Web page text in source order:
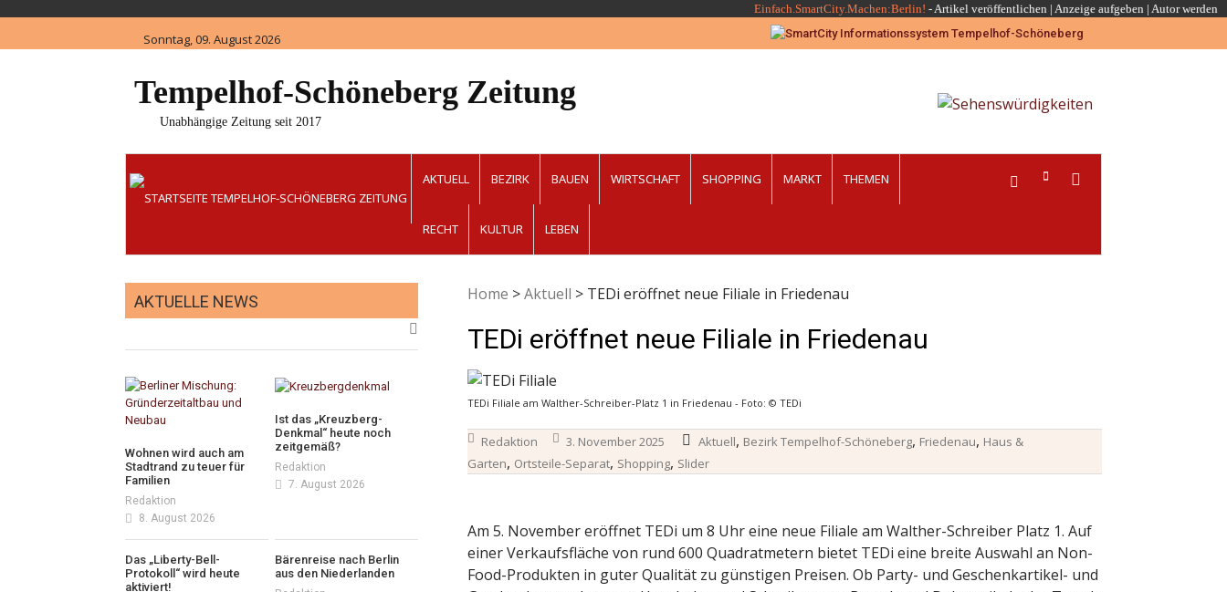
content
Einfach.SmartCity.Machen:Berlin! -Artikel veröffentlichen | Anzeige aufgeben | Autor werden
Sonntag, 09. August 2026
Tempelhof-Schöneberg Zeitung
Unabhängige Zeitung seit 2017
AKTUELL BEZIRK BAUEN WIRTSCHAFT SHOPPING MARKT THEMEN
RECHT KULTUR LEBEN
Home >Aktuell > TEDi eröffnet neue Filiale in Friedenau
TEDi eröffnet neue Filiale in Friedenau
TEDi Filiale am Walther-Schreiber-Platz 1 in Friedenau - Foto: © TEDi
Redaktion 3. November 2025 Aktuell, Bezirk Tempelhof-Schöneberg, Friedenau, Haus &
Garten, Ortsteile-Separat, Shopping, Slider
Am 5. November eröffnet TEDi um 8 Uhr eine neue Filiale am Walther-Schreiber Platz 1. Auf
einer Verkaufsfläche von rund 600 Quadratmetern bietet TEDi eine breite Auswahl an Non-
Food-Produkten in guter Qualität zu günstigen Preisen. Ob Party- und Geschenkartikel- und
AKTUELLE NEWS
Wohnen wird auch am
Stadtrand zu teuer für
Familien
Redaktion
8. August 2026
Ist das „Kreuzberg-
Denkmal“ heute noch
zeitgemäß?
Redaktion
7. August 2026
Das „Liberty-Bell-
Protokoll“ wird heute
aktiviert!
Bärenreise nach Berlin
aus den Niederlanden